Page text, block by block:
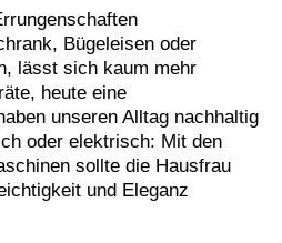
Bügeleisen oder
lässt sich kaum mehr
heute eine
unseren Alltag nachhaltig
oder elektrisch: Mit den
sollte die Hausfrau
und Eleganz